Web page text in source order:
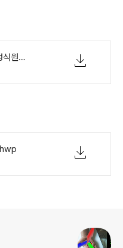
과학수업나누기(빛의합성)-김정식원고.hwp